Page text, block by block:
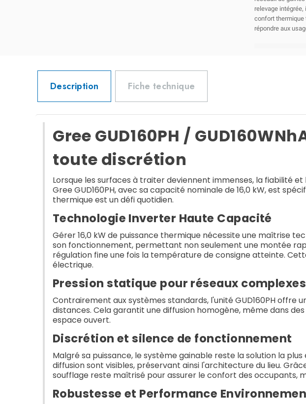
relevage
confort thermique
répondre aux
Description Fiche technique
Gree GUD160PH /
toute discrétion
Lorsque les surfaces à traiter deviennent immenses, la fiabilité
Gree GUD160PH, avec sa capacité nominale de 16,0 kW, est
thermique est un défi quotidien.
Technologie Inverter Haute Capacité
Gérer 16,0 kW de puissance thermique nécessite une maîtrise
son fonctionnement, permettant non seulement une montée
régulation fine une fois la température de consigne atteinte.
électrique.
Pression statique pour réseaux complexes
Contrairement aux systèmes standards, l'unité GUD160PH
distances. Cela garantit une diffusion homogène, même dans
espace ouvert.
Discrétion et silence de fonctionnement
Malgré sa puissance, le système gainable reste la solution la
diffusion sont visibles, préservant ainsi l'architecture du lieu.
soufflage reste maîtrisé pour assurer le confort des occupants,
Robustesse et Performance